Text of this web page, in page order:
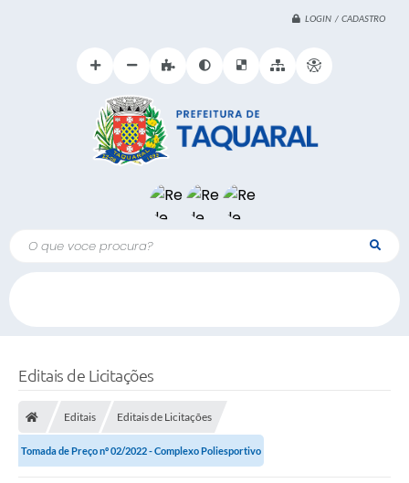
LOGIN / CADASTRO
O que voce procura?
Editais de Licitações
Editais Editais de Licitações
Tomada de Preço nº 02/2022 - Complexo Poliesportivo